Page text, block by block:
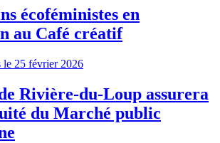
écoféministes en
au Café créatif
le 25 février 2026
Rivière-du-Loup assurera
du Marché public